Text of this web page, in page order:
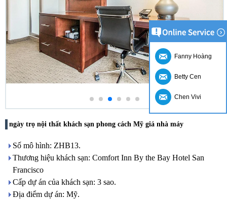
ngày trọ nội thất khách sạn phong cách Mỹ giá nhà máy
Số mô hình: ZHB13.
Thương hiệu khách sạn: Comfort Inn By the Bay Hotel San
Francisco
Cấp dự án của khách sạn: 3 sao.
Địa điểm dự án: Mỹ.
Fanny Hoàng
Betty Cen
Chen Vivi